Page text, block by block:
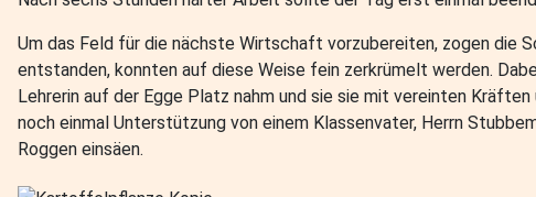
Um das Feld für die nächste Wirtschaft vorzubereiten, zogen die
entstanden, konnten auf diese Weise fein zerkrümelt werden.
Lehrerin auf der Egge Platz nahm und sie sie mit vereinten
noch einmal Unterstützung von einem Klassenvater, Herrn
Roggen einsäen.